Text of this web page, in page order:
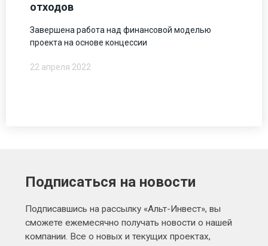
отходов
Завершена работа над финансовой моделью
проекта на основе концессии
22 апреля 2022
Подписаться на новости
Подписавшись на рассылку «Альт-Инвест», вы
сможете ежемесячно получать новости о нашей
компании. Все о новых и текущих проектах,